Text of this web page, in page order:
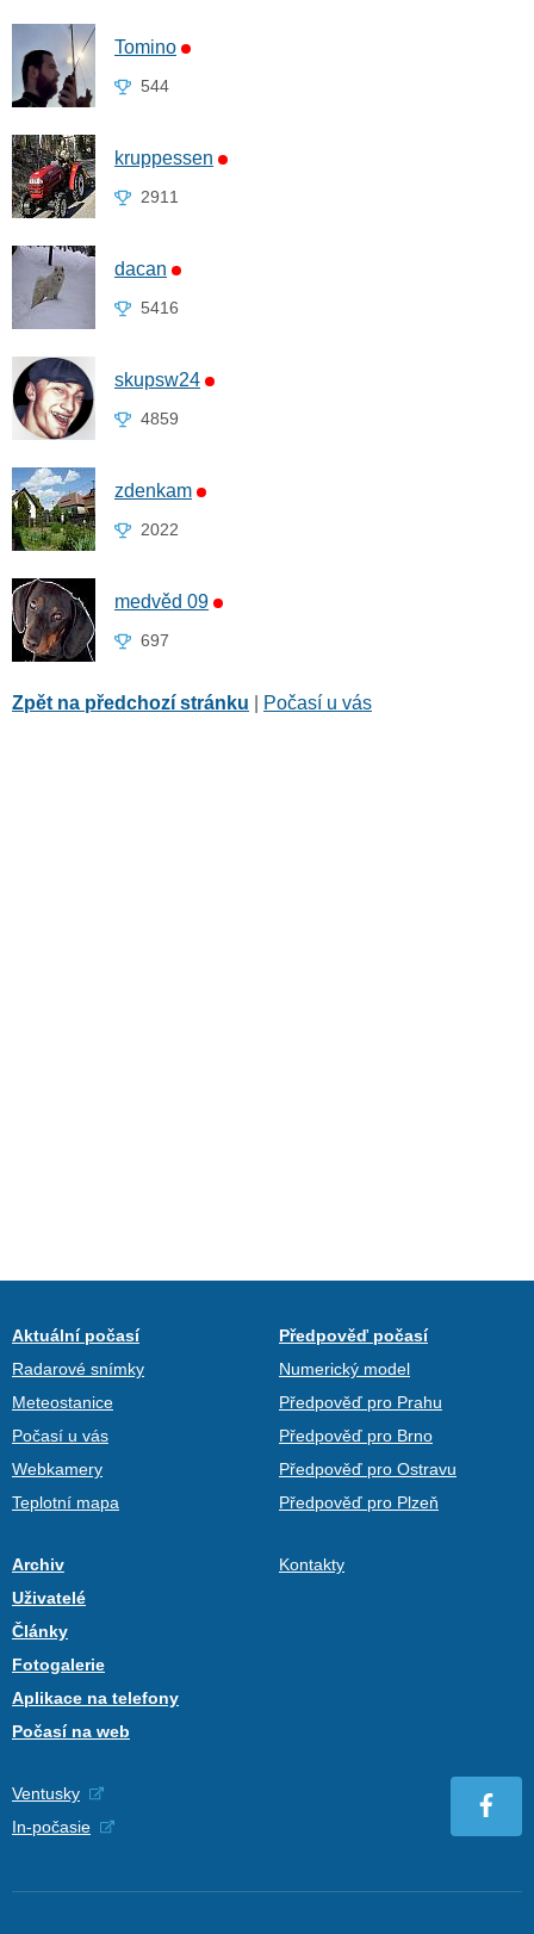
Tomino
544
kruppessen
2911
dacan
5416
skupsw24
4859
zdenkam
2022
medvěd 09
697
Zpět na předchozí stránku Počasí u vás
Aktuální počasí
Radarové snímky
Meteostanice
Počasí u vás
Webkamery
Teplotní mapa
Předpověď počasí
Numerický model
Předpověď pro Prahu
Předpověď pro Brno
Předpověď pro Ostravu
Předpověď pro Plzeň
Archiv
Uživatelé
Články
Fotogalerie
Aplikace na telefony
Počasí na web
Kontakty
Ventusky
In-počasie